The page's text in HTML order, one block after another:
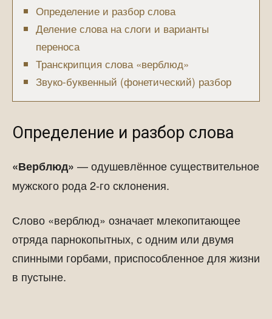
Определение и разбор слова
Деление слова на слоги и варианты
переноса
Транскрипция слова «верблюд»
Звуко-буквенный (фонетический) разбор
Определение и разбор слова
«Верблюд» — одушевлённое существительное
мужского рода 2-го склонения.
Слово «верблюд» означает млекопитающее
отряда парнокопытных, с одним или двумя
спинными горбами, приспособленное для жизни
в пустыне.